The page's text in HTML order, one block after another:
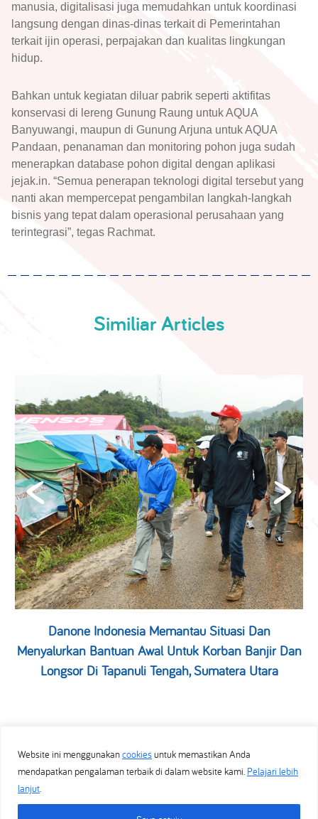
Website ini menggunakancookiesuntuk memastikan Anda
mendapatkan pengalaman terbaik di dalam website kami. Pelajari lebih
lanjut
manusia, digitalisasi juga memudahkan untuk koordinasi
langsung dengan dinas-dinas terkait di Pemerintahan
terkait ijin operasi, perpajakan dan kualitas lingkungan
hidup.
Bahkan untuk kegiatan diluar pabrik seperti aktifitas
konservasi di lereng Gunung Raung untuk AQUA
Banyuwangi, maupun di Gunung Arjuna untuk AQUA
Pandaan, penanaman dan monitoring pohon juga sudah
menerapkan database pohon digital dengan aplikasi
jejak.in. “Semua penerapan teknologi digital tersebut yang
nanti akan mempercepat pengambilan langkah-langkah
bisnis yang tepat dalam operasional perusahaan yang
terintegrasi”, tegas Rachmat.
Similiar Articles
Danone Indonesia Memantau Situasi Dan
Menyalurkan Bantuan Awal Untuk Korban Banjir Dan
Longsor Di Tapanuli Tengah, Sumatera Utara
Pernyataan Privasi